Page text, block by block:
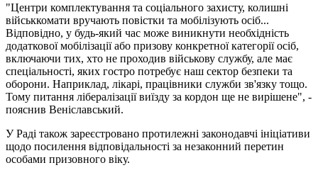
"Центри комплектування та соціального захисту, колишні
військкомати вручають повістки та мобілізують осіб...
Відповідно, у будь-який час може виникнути необхідність
додаткової мобілізації або призову конкретної категорії осіб,
включаючи тих, хто не проходив військову службу, але має
спеціальності, яких гостро потребує наш сектор безпеки та
оборони. Наприклад, лікарі, працівники служби зв'язку тощо.
Тому питання лібералізації виїзду за кордон ще не вирішене", -
пояснив Веніславський.
У Раді також зареєстровано протилежні законодавчі ініціативи
щодо посилення відповідальності за незаконний перетин
особами призовного віку.